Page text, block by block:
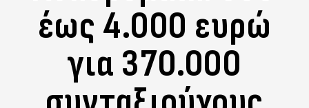
έως 4.000 ευρώ
για 370.000